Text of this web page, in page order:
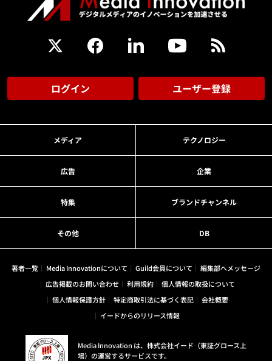
ログイン ユーザー登録
メディア テクノロジー
広告 企業
特集 ブランドチャンネル
その他 DB
著者一覧 Media Innovationについて Guild会員について
編集部へメッセージ
広告掲載のお問い合わせ
利用規約
個人情報の取扱について
個人情報保護方針
特定商取引法に基づく表記
会社概要
イードからのリリース情報
Media Innovation は、株式会社イード（東証グロース上
場）の運営するサービスです。